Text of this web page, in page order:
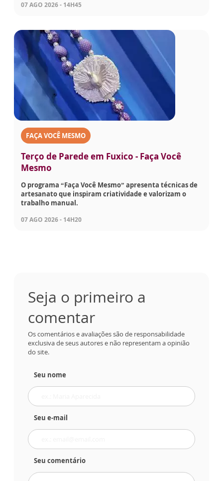
07 AGO 2026 - 14H45
FAÇA VOCÊ MESMO
Terço de Parede em Fuxico - Faça Você
Mesmo
O programa “Faça Você Mesmo” apresenta técnicas de
artesanato que inspiram criatividade e valorizam o
trabalho manual.
07 AGO 2026 - 14H20
Seja o primeiro a
comentar
Os comentários e avaliações são de responsabilidade
exclusiva de seus autores e não representam a opinião
do site.
Seu nome
Seu e-mail
Seu comentário